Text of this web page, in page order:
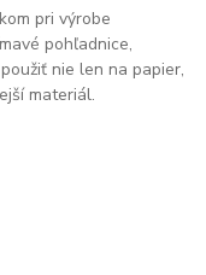
pri výrobe
pohľadnice,
nie len na papier,
materiál.